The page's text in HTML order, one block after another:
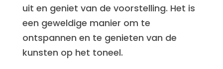
uit en geniet van de voorstelling. Het is
een geweldige manier om te
ontspannen en te genieten van de
kunsten op het toneel.